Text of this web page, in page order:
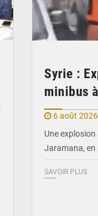
Syrie :
minibus
6 août 2026
Une
Jaramana, en
SAVOIR PLUS